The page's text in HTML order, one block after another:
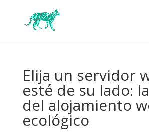
Elija un servidor
esté de su lado:
del alojamiento
ecológico